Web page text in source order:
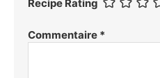
Recipe Rating
Commentaire *